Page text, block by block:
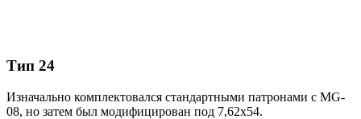
Тип 24
Изначально комплектовался стандартными патронами с MG-
08, но затем был модифицирован под 7,62х54.